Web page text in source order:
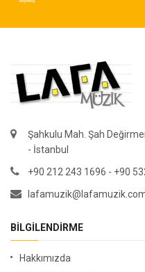
Şahkulu Mah. Şah
- İstanbul
+90 212 243 1696 - +90
BILGILENDIRME
Hakkımızda